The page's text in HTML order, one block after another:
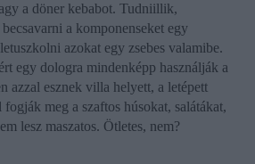
a döner kebabot. Tudniillik,
a komponenseket egy
azokat egy zsebes valamibe.
egy dologra mindenképp használják a
azzal esznek villa helyett, a letépett
fogják meg a szaftos húsokat, salátákat,
lesz maszatos. Ötletes, nem?